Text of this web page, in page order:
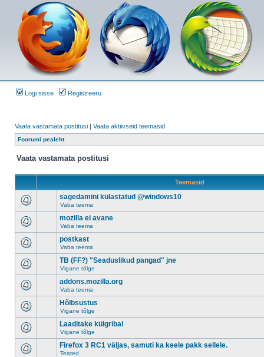
Logi sisse Registreeru
Vaata vastamata postitusi | Vaata aktiivseid teemasid
Foorumi pealeht
Vaata vastamata postitusi
Teemasid
sagedamini külastatud @windows10
Vaba teema
mozilla ei avane
Vaba teema
postkast
Vaba teema
TB (FF?) "Seaduslikud pangad" jne
Vigane tõlge
addons.mozilla.org
Vaba teema
Hõlbsustus
Vigane tõlge
Laaditake külgribal
Vigane tõlge
Firefox 3 RC1 väljas, samuti ka keele pakk sellele.
Teated